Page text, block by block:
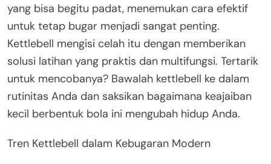
yang bisa begitu padat, menemukan cara efektif
untuk tetap bugar menjadi sangat penting.
Kettlebell mengisi celah itu dengan memberikan
solusi latihan yang praktis dan multifungsi. Tertarik
untuk mencobanya? Bawalah kettlebell ke dalam
rutinitas Anda dan saksikan bagaimana keajaiban
kecil berbentuk bola ini mengubah hidup Anda.
Tren Kettlebell dalam Kebugaran Modern